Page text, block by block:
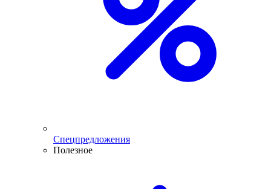
Спецпредложения
Полезное